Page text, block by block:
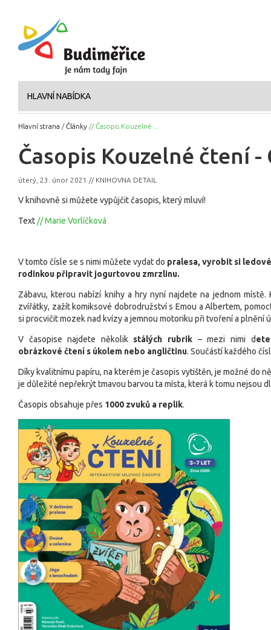
HLAVNÍ NABÍDKA
Hlavní strana /Články // Časopis Kouzelné ...
Časopis Kouzelné čtení -
úterý, 23. únor 2021 // KNIHOVNA DETAIL
V knihovně si můžete vypůjčit časopis, který mluví!
Text// Marie Vorlíčková
V tomto čísle se s nimi můžete vydat do pralesa, vyrobit si
rodinkou připravit jogurtovou zmrzlinu.
Zábavu, kterou nabízí knihy a hry nyní najdete na jednom
zvířátky, zažít komiksové dobrodružství s Emou a Albertem,
si procvičit mozek nad kvízya jemnou motoriku při tvoření a plnění
V časopise najdete několik stálých rubrik – mezi nimi d
obrázkové čtení s úkolem nebo angličtinu. Součástí každého
Díky kvalitnímu papíru, na kterém je časopis vytištěn, je možné do
je důležité nepřekrýt tmavou barvou ta místa, která k tomu nejsou
Časopis obsahuje přes 1000 zvuků a replik.